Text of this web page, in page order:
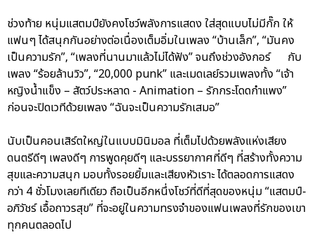
ช่วงท้าย หนุ่มแสตมป์ยังคงโชว์พลังการแสดง ใส่สุดแบบไม่มีกั๊ก ให้
แฟนๆ ได้สนุกกันอย่างต่อเนื่องเต็มอิ่มในเพลง “บ้านเล็ก”, “มันคง
เป็นความรัก”, “เพลงที่นานมาแล้วไม่ได้ฟัง” จนถึงช่วงอังกอร์ กับ
เพลง “ร้อยล้านวิว”, “20,000 punk” และเมดเลย์รวมเพลงทั้ง “เจ้า
หญิงน้ำแข็ง – สัตว์ประหลาด - Animation – รักกระโดดกำแพง”
ก่อนจะปิดเวทีด้วยเพลง “ฉันจะเป็นความรักเสมอ”
นับเป็นคอนเสิร์ตใหญ่ในแบบมินิมอล ที่เต็มไปด้วยพลังแห่งเสียง
ดนตรีดีๆ เพลงดีๆ การพูดคุยดีๆ และบรรยากาศที่ดีๆ ที่สร้างทั้งความ
สุขและความสนุก มอบทั้งรอยยิ้มและเสียงหัวเราะ ได้ตลอดการแสดง
กว่า 4 ชั่วโมงเลยทีเดียว ถือเป็นอีกหนึ่งโชว์ที่ดีที่สุดของหนุ่ม “แสตมป์-
อภิวัชร์ เอื้อถาวรสุข” ที่จะอยู่ในความทรงจำของแฟนเพลงที่รักของเขา
ทุกคนตลอดไป